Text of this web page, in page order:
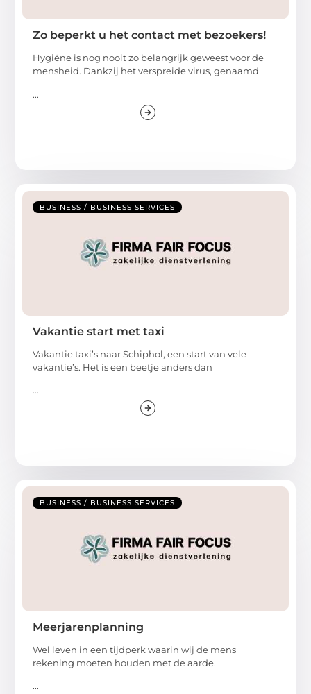
Zo beperkt u het contact met bezoekers!
Hygiëne is nog nooit zo belangrijk geweest voor de
mensheid. Dankzij het verspreide virus, genaamd
...
BUSINESS / BUSINESS SERVICES
Vakantie start met taxi
Vakantie taxi’s naar Schiphol, een start van vele
vakantie’s. Het is een beetje anders dan
...
BUSINESS / BUSINESS SERVICES
Meerjarenplanning
Wel leven in een tijdperk waarin wij de mens
rekening moeten houden met de aarde.
...